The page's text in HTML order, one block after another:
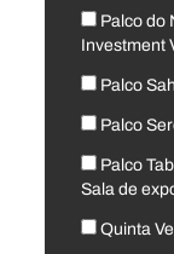
Palco do
Investment
Palco
Palco
Palco
Sala de
Quinta